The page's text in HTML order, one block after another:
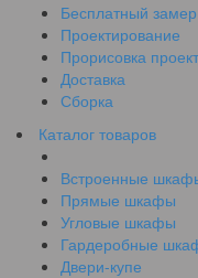
Бесплатный замер
Проектирование
Прорисовка
Доставка
Сборка
Каталог товаров
Встроенные
Прямые шкафы
Угловые шкафы
Гардеробные
Двери-купе